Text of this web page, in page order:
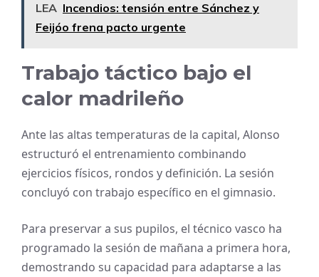
LEA Incendios: tensión entre Sánchez y
Feijóo frena pacto urgente
Trabajo táctico bajo el
calor madrileño
Ante las altas temperaturas de la capital, Alonso
estructuró el entrenamiento combinando
ejercicios físicos, rondos y definición. La sesión
concluyó con trabajo específico en el gimnasio.
Para preservar a sus pupilos, el técnico vasco ha
programado la sesión de mañana a primera hora,
demostrando su capacidad para adaptarse a las